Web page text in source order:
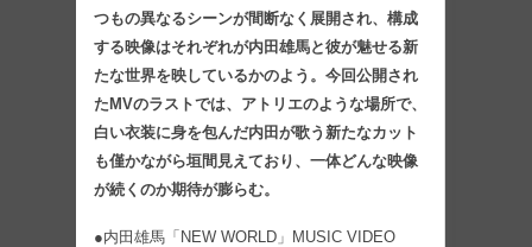
つもの異なるシーンが間断なく展開され、構成
する映像はそれぞれが内田雄馬と彼が魅せる新
たな世界を映しているかのよう。今回公開され
たMVのラストでは、アトリエのような場所で、
白い衣装に身を包んだ内田が歌う新たなカット
も僅かながら垣間見えており、一体どんな映像
が続くのか期待が膨らむ。
●内田雄馬「NEW WORLD」MUSIC VIDEO